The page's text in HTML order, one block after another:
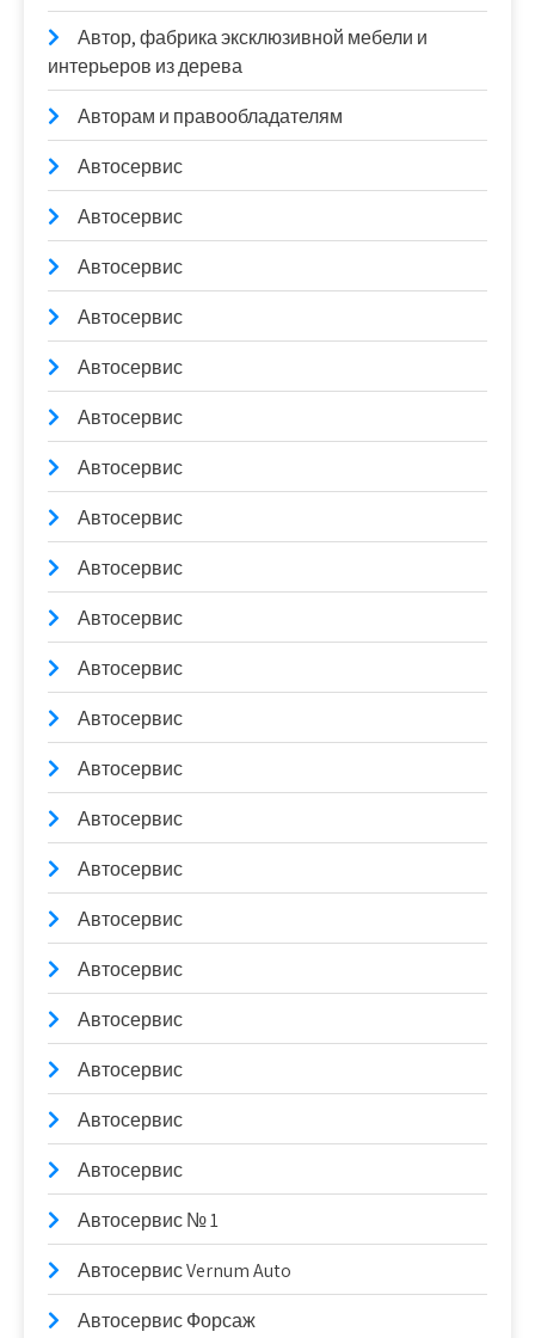
Автор, фабрика эксклюзивной мебели и
интерьеров из дерева
Авторам и правообладателям
Автосервис
Автосервис
Автосервис
Автосервис
Автосервис
Автосервис
Автосервис
Автосервис
Автосервис
Автосервис
Автосервис
Автосервис
Автосервис
Автосервис
Автосервис
Автосервис
Автосервис
Автосервис
Автосервис
Автосервис
Автосервис
Автосервис № 1
Автосервис Vernum Auto
Автосервис Форсаж